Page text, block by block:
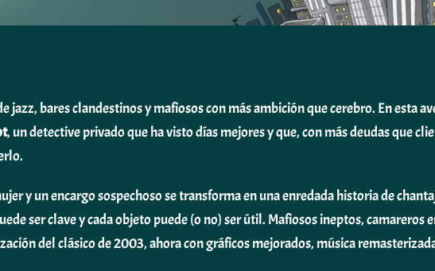
jazz, bares clandestinos y mafiosos con más ambición que cerebro. En esta
, un detective privado que ha visto días mejores y que, con más deudas que
y un encargo sospechoso se transforma en una enredada historia de
ser clave y cada objeto puede (o no) ser útil. Mafiosos ineptos,
del clásico de 2003, ahora con gráficos mejorados, música